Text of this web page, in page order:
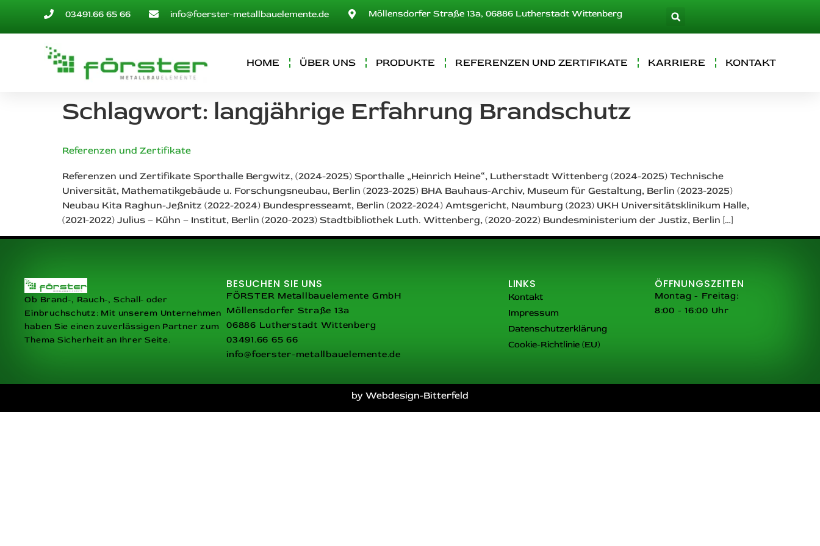
03491.66 65 66 info@foerster-metallbauelemente.de Möllensdorfer Straße 13a, 06886 Lutherstadt Wittenberg
HOME ÜBER UNS PRODUKTE REFERENZEN UND ZERTIFIKATE KARRIERE KONTAKT
Schlagwort: langjährige Erfahrung Brandschutz
Referenzen und Zertifikate
Referenzen und Zertifikate Sporthalle Bergwitz, (2024-2025) Sporthalle „Heinrich Heine“, Lutherstadt Wittenberg (2024-2025) Technische
Universität, Mathematikgebäude u. Forschungsneubau, Berlin (2023-2025) BHA Bauhaus-Archiv, Museum für Gestaltung, Berlin (2023-2025)
Neubau Kita Raghun-Jeßnitz (2022-2024) Bundespresseamt, Berlin (2022-2024) Amtsgericht, Naumburg (2023) UKH Universitätsklinikum Halle,
(2021-2022) Julius – Kühn – Institut, Berlin (2020-2023) Stadtbibliothek Luth. Wittenberg, (2020-2022) Bundesministerium der Justiz, Berlin […]
Ob Brand-, Rauch-, Schall- oder
Einbruchschutz: Mit unserem Unternehmen
haben Sie einen zuverlässigen Partner zum
Thema Sicherheit an Ihrer Seite.
BESUCHEN SIE UNS
FÖRSTER Metallbauelemente GmbH
Möllensdorfer Straße 13a
06886 Lutherstadt Wittenberg
03491.66 65 66
info@foerster-metallbauelemente.de
LINKS
Kontakt
Impressum
Datenschutzerklärung
Cookie-Richtlinie (EU)
ÖFFNUNGSZEITEN
Montag - Freitag:
8:00 - 16:00 Uhr
by Webdesign-Bitterfeld